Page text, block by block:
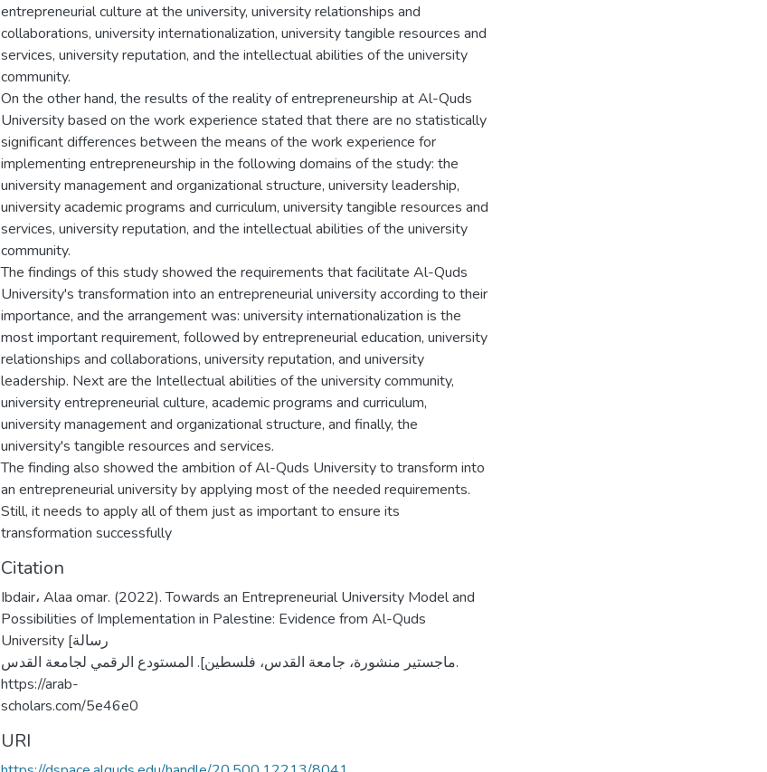
entrepreneurial culture at the university, university relationships and
collaborations, university internationalization, university tangible resources and
services, university reputation, and the intellectual abilities of the university
community.
On the other hand, the results of the reality of entrepreneurship at Al-Quds
University based on the work experience stated that there are no statistically
significant differences between the means of the work experience for
implementing entrepreneurship in the following domains of the study: the
university management and organizational structure, university leadership,
university academic programs and curriculum, university tangible resources and
services, university reputation, and the intellectual abilities of the university
community.
The findings of this study showed the requirements that facilitate Al-Quds
University's transformation into an entrepreneurial university according to their
importance, and the arrangement was: university internationalization is the
most important requirement, followed by entrepreneurial education, university
relationships and collaborations, university reputation, and university
leadership. Next are the Intellectual abilities of the university community,
university entrepreneurial culture, academic programs and curriculum,
university management and organizational structure, and finally, the
university's tangible resources and services.
The finding also showed the ambition of Al-Quds University to transform into
an entrepreneurial university by applying most of the needed requirements.
Still, it needs to apply all of them just as important to ensure its
transformation successfully
Citation
Ibdair، Alaa omar. (2022). Towards an Entrepreneurial University Model and
Possibilities of Implementation in Palestine: Evidence from Al-Quds
University [رسالة
ماجستير منشورة، جامعة القدس، فلسطين]. المستودع الرقمي لجامعة القدس.
https://arab-
scholars.com/5e46e0
URI